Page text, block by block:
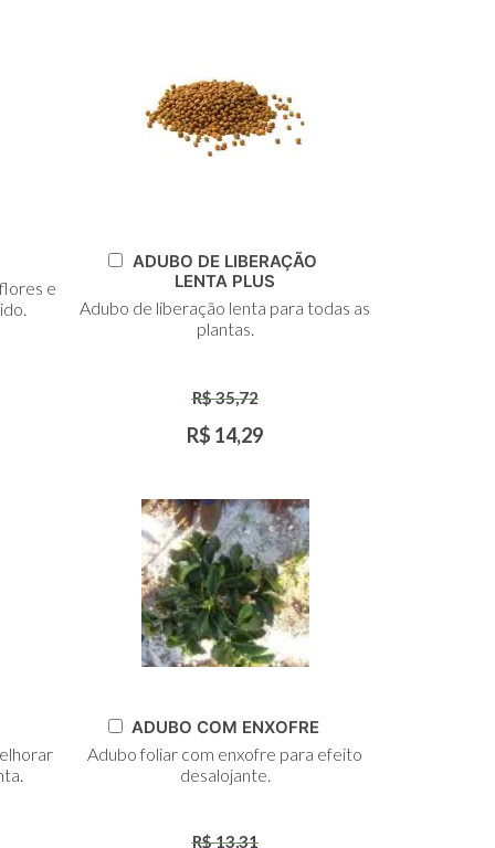
e
Adicionar
ADUBO DE LIBERAÇÃO
LENTA PLUS
Adubo de liberação lenta para todas as
plantas.
R$ 35,72
R$ 14,29
Adicionar
Carrinho
ADUBO COM ENXOFRE
Adubo foliar com enxofre para efeito
desalojante.
R$ 13,31